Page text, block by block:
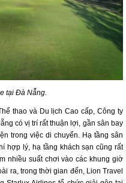
tại Đà Nẵng.
thao và Du lịch Cao cấp, Công ty
có vị trí rất thuận lợi, gần sân bay
trong việc di chuyển. Hạ tầng sân
hợp lý, hạ tầng khách sạn cũng rất
nhiều suất chơi vào các khung giờ
ra, trong thời gian đến, Lion Travel